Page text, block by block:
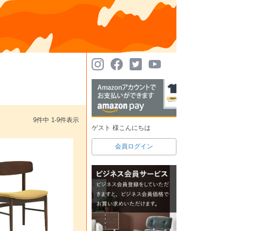
9件中 1-9件表示
ゲスト 様こんにちは
会員ログイン